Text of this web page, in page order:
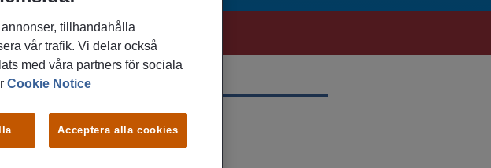
söker vi
PLATS
Botkyrka
tillhandahålla
vår trafik. Vi delar också
med våra partners för sociala
Cookie Notice
Acceptera alla cookies